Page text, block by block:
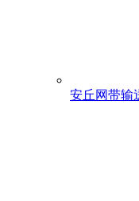
安丘网带输